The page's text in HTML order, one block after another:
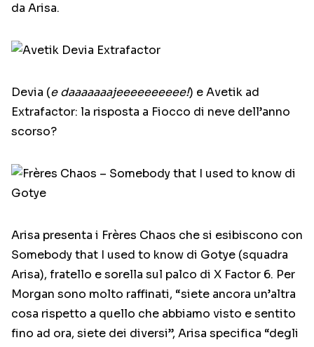
da Arisa.
Devia (e daaaaaaajeeeeeeeeee!) e Avetik ad
Extrafactor: la risposta a Fiocco di neve dell’anno
scorso?
Arisa presenta i Frères Chaos che si esibiscono con
Somebody that I used to know di Gotye (squadra
Arisa), fratello e sorella sul palco di X Factor 6. Per
Morgan sono molto raffinati, “siete ancora un’altra
cosa rispetto a quello che abbiamo visto e sentito
fino ad ora, siete dei diversi”, Arisa specifica “degli